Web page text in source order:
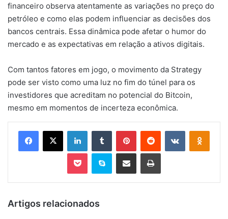
financeiro observa atentamente as variações no preço do
petróleo e como elas podem influenciar as decisões dos
bancos centrais. Essa dinâmica pode afetar o humor do
mercado e as expectativas em relação a ativos digitais.
Com tantos fatores em jogo, o movimento da Strategy
pode ser visto como uma luz no fim do túnel para os
investidores que acreditam no potencial do Bitcoin,
mesmo em momentos de incerteza econômica.
Facebook
X LinkedinTumblr PinterestReddit VK OK
Pocket Skype Compartilhar via e-mail Imprimir
Artigos relacionados